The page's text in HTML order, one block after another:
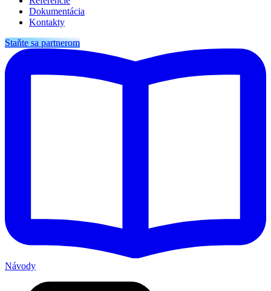
Dokumentácia
Kontakty
Staňte sa partnerom
Návody